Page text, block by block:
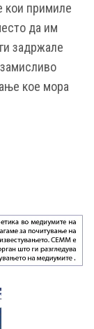
кои примиле
да им
задржале
кое мора